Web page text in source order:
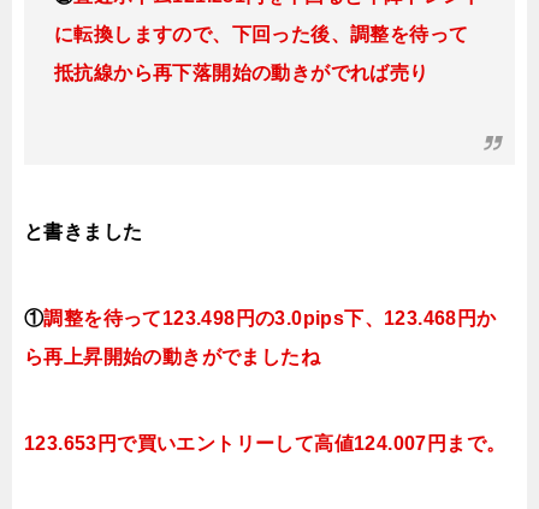
に転換しますので、下回った後、調整を待って
抵抗線から再下落開始の動きがでれば売り
と書きました
①調整を待って123.498円の3.0pips下、123.468円か
ら再上昇開始の動きがでましたね
123.653円で買いエントリーして高値124.007円まで。